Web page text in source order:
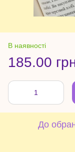
В наявності
185.00
До